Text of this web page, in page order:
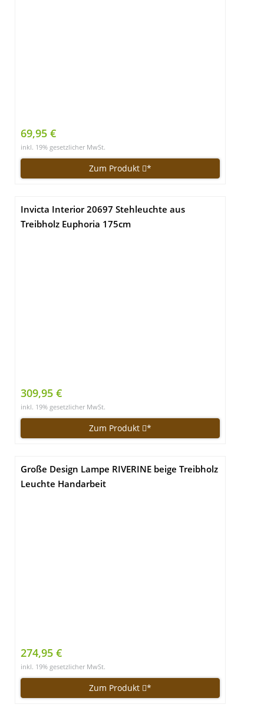
69,95 €
inkl. 19% gesetzlicher MwSt.
Zum Produkt *
Invicta Interior 20697 Stehleuchte aus
Treibholz Euphoria 175cm
309,95 €
inkl. 19% gesetzlicher MwSt.
Zum Produkt *
Große Design Lampe RIVERINE beige Treibholz
Leuchte Handarbeit
274,95 €
inkl. 19% gesetzlicher MwSt.
Zum Produkt *